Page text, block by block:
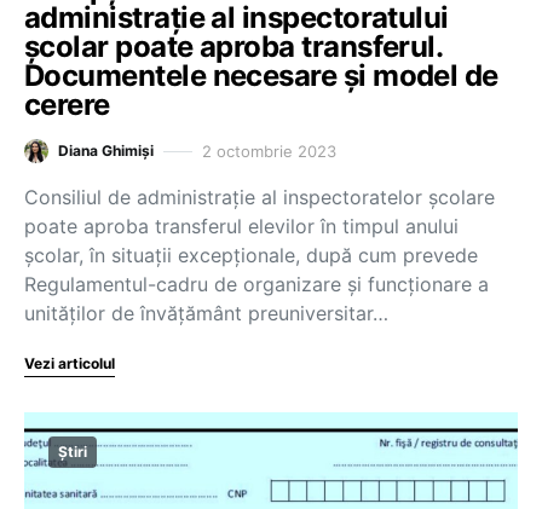
administrație al inspectoratului
școlar poate aproba transferul.
Documentele necesare și model de
cerere
Diana Ghimiși 2 octombrie 2023
Consiliul de administrație al inspectoratelor școlare
poate aproba transferul elevilor în timpul anului
școlar, în situații excepționale, după cum prevede
Regulamentul-cadru de organizare și funcționare a
unităților de învățământ preuniversitar…
Vezi articolul
Știri